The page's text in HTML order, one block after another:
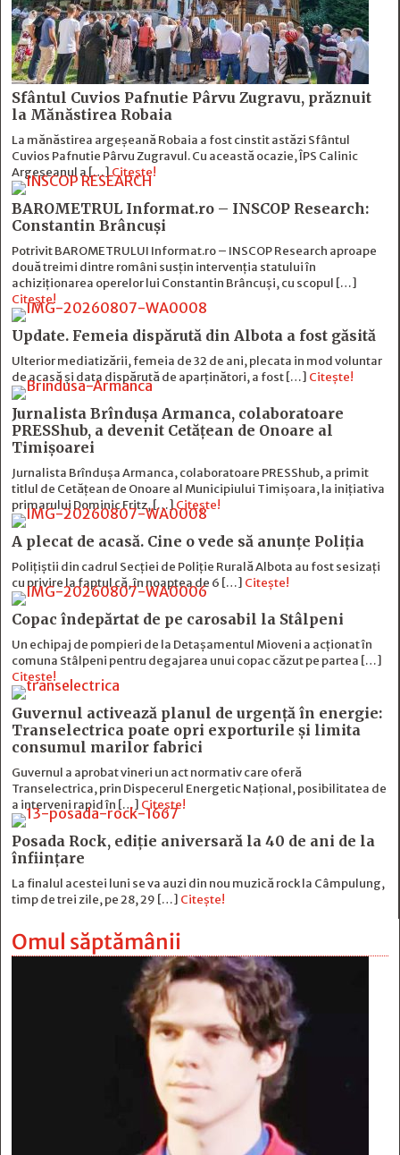
Sfântul Cuvios Pafnutie Pârvu Zugravu, prăznuit
la Mănăstirea Robaia
La mănăstirea argeșeană Robaia a fost cinstit astăzi Sfântul
Cuvios Pafnutie Pârvu Zugravul. Cu această ocazie, ÎPS Calinic
Argeșeanul a […]Citește!
BAROMETRUL Informat.ro – INSCOP Research:
Constantin Brâncuși
Potrivit BAROMETRULUI Informat.ro – INSCOP Research aproape
două treimi dintre români susțin intervenția statului în
achiziționarea operelor lui Constantin Brâncuși, cu scopul […]
Citește!
Update. Femeia dispărută din Albota a fost găsită
Ulterior mediatizării, femeia de 32 de ani, plecata in mod voluntar
de acasă și data dispărută de aparținători, a fost […] Citește!
Jurnalista Brîndușa Armanca, colaboratoare
PRESShub, a devenit Cetățean de Onoare al
Timișoarei
Jurnalista Brîndușa Armanca, colaboratoare PRESShub, a primit
titlul de Cetățean de Onoare al Municipiului Timișoara, la inițiativa
primarului Dominic Fritz, […]Citește!
A plecat de acasă. Cine o vede să anunțe Poliția
Polițiștii din cadrul Secției de Poliție Rurală Albota au fost sesizați
cu privire la faptul că, în noaptea de 6 […] Citește!
Copac îndepărtat de pe carosabil la Stâlpeni
Un echipaj de pompieri de la Detașamentul Mioveni a acționat în
comuna Stâlpeni pentru degajarea unui copac căzut pe partea […]
Citește!
Guvernul activează planul de urgență în energie:
Transelectrica poate opri exporturile și limita
consumul marilor fabrici
Guvernul a aprobat vineri un act normativ care oferă
Transelectrica, prin Dispecerul Energetic Național, posibilitatea de
a interveni rapid în […] Citește!
Posada Rock, ediţie aniversară la 40 de ani de la
înfiinţare
La finalul acestei luni se va auzi din nou muzică rock la Câmpulung,
timp de trei zile, pe 28, 29 […] Citește!
Omul săptămânii